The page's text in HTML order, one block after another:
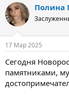
Полина
17 Мар 2025
Сегодня
памятниками,